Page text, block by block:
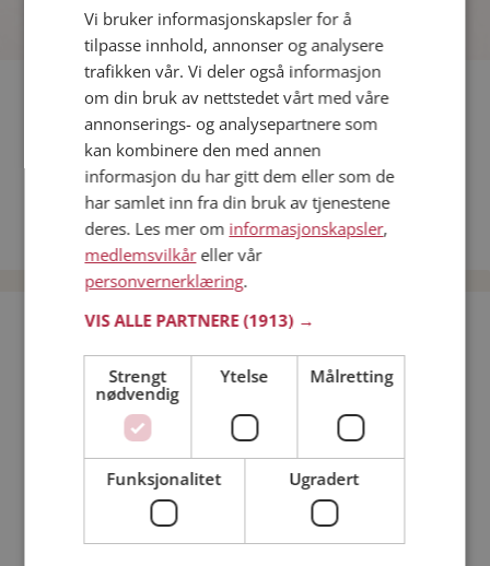
Fler single
Andre single fra Hadsel
Kvinner fra Hadsel
Date kvinner i Norge
Date menn i Norge
Bli medlem gratis!
Jeg er en:
Vi bruker informasjonskapsler for å
tilpasse innhold, annonser og analysere
trafikken vår. Vi deler også informasjon
om din bruk av nettstedet vårt med våre
annonserings- og analysepartnere som
kan kombinere den med annen
informasjon du har gitt dem eller som de
har samlet inn fra din bruk av tjenestene
deres. Les mer om informasjonskapsler,
medlemsvilkåreller vår
personvernerklæring.
VIS ALLE PARTNERE(1913) →
Strengt
nødvendig
Ytelse Målretting
Funksjonalitet Ugradert